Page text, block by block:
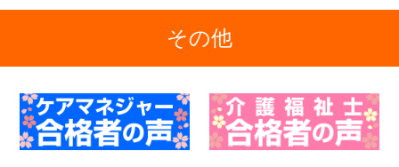
その他